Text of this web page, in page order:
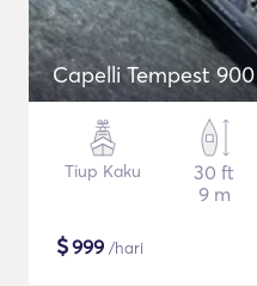
Capelli Tempest
Tiup Kaku
30 ft
9 m
$999 /hari